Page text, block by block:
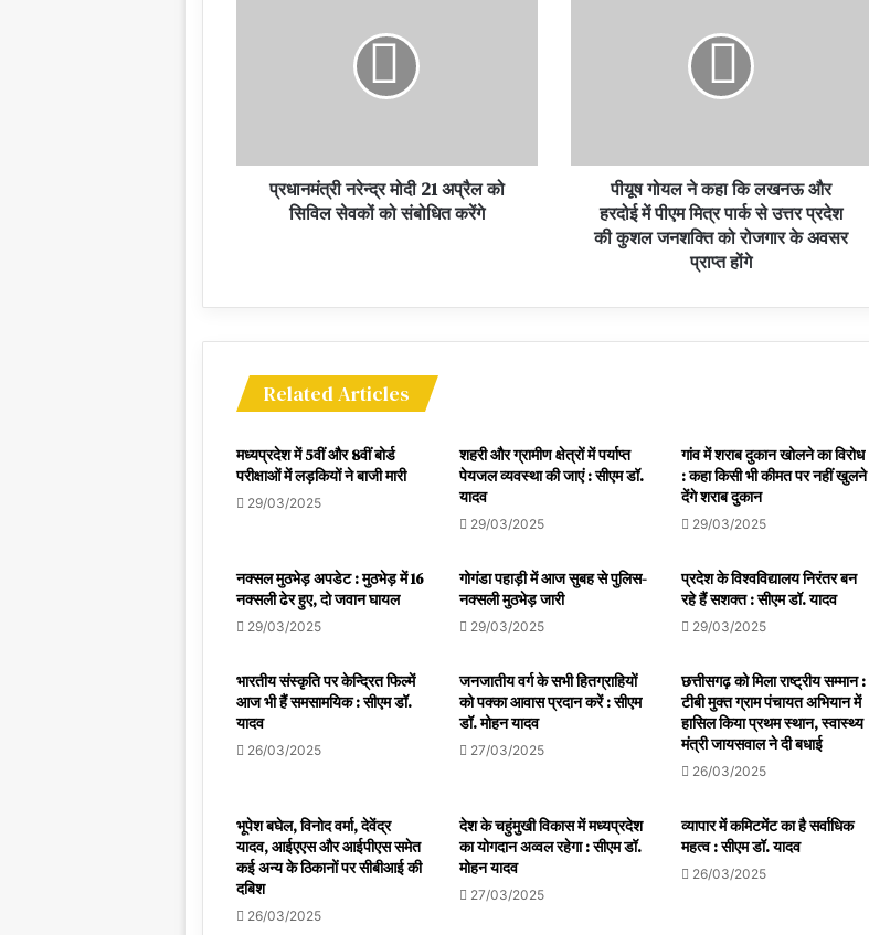
प्रधानमंत्री नरेन्द्र मोदी 21 अप्रैल को
सिविल सेवकों को संबोधित करेंगे
पीयूष गोयल ने कहा कि लखनऊ और
हरदोई में पीएम मित्र पार्क से उत्तर प्रदेश
की कुशल जनशक्ति को रोजगार के अवसर
प्राप्त होंगे
Related Articles
मध्यप्रदेश में 5वीं और 8वीं बोर्ड
परीक्षाओं में लड़कियों ने बाजी मारी
29/03/2025
शहरी और ग्रामीण क्षेत्रों में पर्याप्त
पेयजल व्यवस्था की जाएं : सीएम डॉ.
यादव
29/03/2025
गांव में शराब दुकान खोलने का विरोध
: कहा किसी भी कीमत पर नहीं खुलने
देंगे शराब दुकान
29/03/2025
नक्सल मुठभेड़ अपडेट : मुठभेड़ में 16
नक्सली ढेर हुए, दो जवान घायल
29/03/2025
गोगंडा पहाड़ी में आज सुबह से पुलिस-
नक्सली मुठभेड़ जारी
29/03/2025
प्रदेश के विश्वविद्यालय निरंतर बन
रहे हैं सशक्त : सीएम डॉ. यादव
29/03/2025
भारतीय संस्कृति पर केन्द्रित फिल्में
आज भी हैं समसामयिक : सीएम डॉ.
यादव
26/03/2025
जनजातीय वर्ग के सभी हितग्राहियों
को पक्का आवास प्रदान करें : सीएम
डॉ. मोहन यादव
27/03/2025
छत्तीसगढ़ को मिला राष्ट्रीय सम्मान :
टीबी मुक्त ग्राम पंचायत अभियान में
हासिल किया प्रथम स्थान, स्वास्थ्य
मंत्री जायसवाल ने दी बधाई
26/03/2025
भूपेश बघेल, विनोद वर्मा, देवेंद्र
यादव, आईएएस और आईपीएस समेत
कई अन्य के ठिकानों पर सीबीआई की
दबिश
26/03/2025
देश के चहुंमुखी विकास में मध्यप्रदेश
का योगदान अव्वल रहेगा : सीएम डॉ.
मोहन यादव
27/03/2025
व्यापार में कमिटमेंट का है सर्वाधिक
महत्व : सीएम डॉ. यादव
26/03/2025